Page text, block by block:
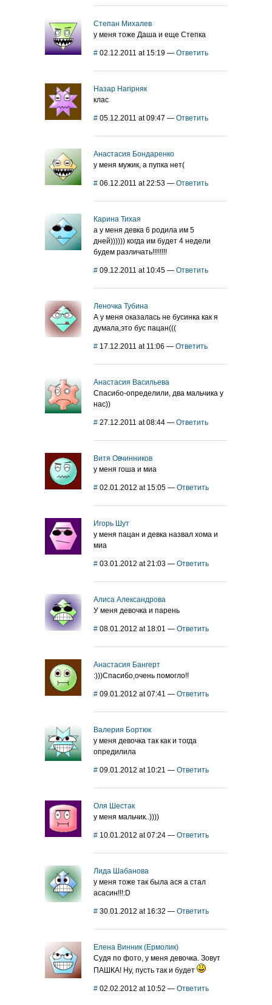
Степан Михалев
у меня тоже Даша и еще Степка
# 02.12.2011 at 15:19 — Ответить
Назар Нагірняк
клас
# 05.12.2011 at 09:47 — Ответить
Анастасия Бондаренко
у меня мужик, а пупка нет(
# 06.12.2011 at 22:53 — Ответить
Карина Тихая
а у меня девка 6 родила им 5
дней)))))) когда им будет 4 недели
будем различать!!!!!!!!
# 09.12.2011 at 10:45 — Ответить
Леночка Тубина
А у меня оказалась не бусинка как я
думала,это бус пацан(((
# 17.12.2011 at 11:06 — Ответить
Анастасия Васильева
Спасибо-определили, два мальчика у
нас))
# 27.12.2011 at 08:44 — Ответить
Витя Овчинников
у меня гоша и миа
# 02.01.2012 at 15:05 — Ответить
Игорь Шут
у меня пацан и девка назвал хома и
миа
# 03.01.2012 at 21:03 — Ответить
Алиса Александрова
У меня девочка и парень
# 08.01.2012 at 18:01 — Ответить
Анастасия Бангерт
:)))Спасибо,очень помогло!!
# 09.01.2012 at 07:41 — Ответить
Валерия Бортюк
у меня девочка так как и тогда
опредилила
# 09.01.2012 at 10:21 — Ответить
Оля Шестак
у меня мальчик..))))
# 10.01.2012 at 07:24 — Ответить
Лида Шабанова
у меня тоже так была ася а стал
асасин!!!:D
# 30.01.2012 at 16:32 — Ответить
Елена Винник (Ермолик)
Судя по фото, у меня девочка. Зовут
ПАШКА! Ну, пусть так и будет
# 02.02.2012 at 10:52 — Ответить